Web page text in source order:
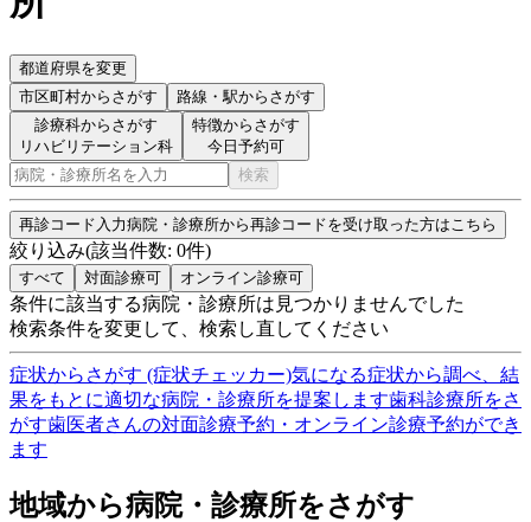
都道府県を変更
市区町村からさがす 路線・駅からさがす
診療科からさがす
リハビリテーション科
特徴からさがす
今日予約可
検索
再診コード入力病院・診療所から再診コードを受け取った方はこちら
絞り込み(該当件数: 0件)
すべて 対面診療可 オンライン診療可
条件に該当する病院・診療所は見つかりませんでした
検索条件を変更して、検索し直してください
症状からさがす (症状チェッカー)気になる症状から調べ、結
果をもとに適切な病院・診療所を提案します歯科診療所をさ
がす歯医者さんの対面診療予約・オンライン診療予約ができ
ます
地域から病院・診療所をさがす